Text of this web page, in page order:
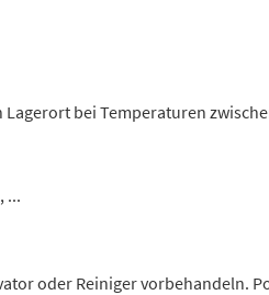
bei Temperaturen zwischen
...
oder Reiniger vorbehandeln.